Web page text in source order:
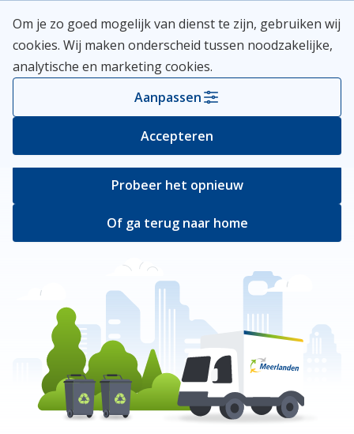
naar
inhoud
Meerlanden Logo
Open
Er ging iets mis
Bij het ophalen van de pagina ging er iets
verkeerd.
Probeer het opnieuw
Of ga terug naar home
Om je zo goed mogelijk van dienst te zijn, gebruiken wij
cookies. Wij maken onderscheid tussen noodzakelijke,
analytische en marketing cookies.
Aanpassen
Accepteren